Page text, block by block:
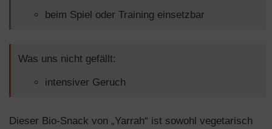
beim Spiel oder Training einsetzbar
Was uns nicht gefällt:
intensiver Geruch
Dieser Bio-Snack von „Yarrah“ ist sowohl vegetarisch